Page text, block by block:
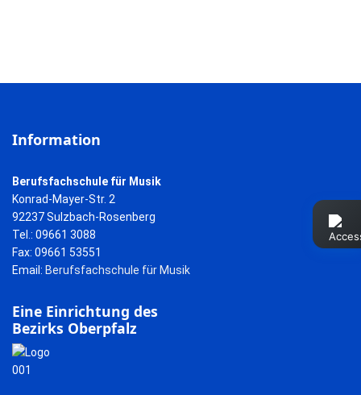
Information
Berufsfachschule für Musik
Konrad-Mayer-Str. 2
92237 Sulzbach-Rosenberg
Tel.: 09661 3088
Fax: 09661 53551
Email: Berufsfachschule für Musik
Eine Einrichtung des
Bezirks Oberpfalz